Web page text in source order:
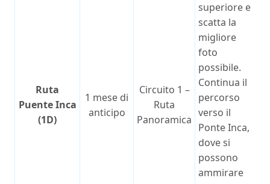
Ruta
Puente Inca
(1D)
1 mese di
anticipo
Circuito 1 –
Ruta
Panoramica
superiore e
scatta la
migliore
foto
possibile.
Continua il
percorso
verso il
Ponte Inca,
dove si
possono
ammirare